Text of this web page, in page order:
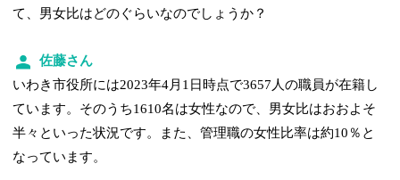
て、男女比はどのぐらいなのでしょうか？
佐藤さん
いわき市役所には2023年4月1日時点で3657人の職員が在籍し
ています。そのうち1610名は女性なので、男女比はおおよそ
半々といった状況です。また、管理職の女性比率は約10％と
なっています。